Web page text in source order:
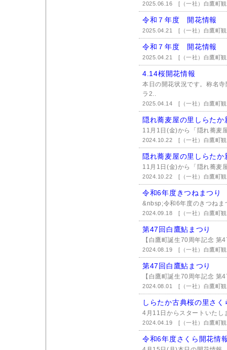
2025.06.16[（一社）白鷹町
令和７年度 開花情報
2025.04.21[（一社）白鷹町
令和７年度 開花情報
2025.04.21[（一社）白鷹町
4.14桜開花情報
本日の開花状況です。称名
ラ2..
2025.04.14[（一社）白鷹町
隠れ蕎麦屋の里しらた
11月1日(金)から「隠れ蕎麦
2024.10.22[（一社）白鷹町
隠れ蕎麦屋の里しらた
11月1日(金)から「隠れ蕎麦
2024.10.22[（一社）白鷹町
令和6年度きつねまつり
&nbsp;令和6年度のきつねま
2024.09.18[（一社）白鷹町
第47回白鷹鮎まつり
【白鷹町誕生70周年記念 第
2024.08.19[（一社）白鷹町
第47回白鷹鮎まつり
【白鷹町誕生70周年記念 第
2024.08.01[（一社）白鷹町
しらたか古典桜の里さ
4月11日からスタートいたし
2024.04.19[（一社）白鷹町
令和6年度さくら開花情